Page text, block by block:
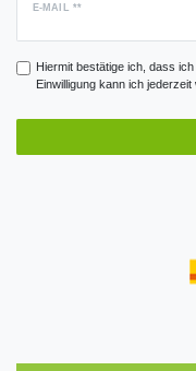
E-MAIL **
Hiermit bestätige ich, dass ich
Einwilligung kann ich jederzeit